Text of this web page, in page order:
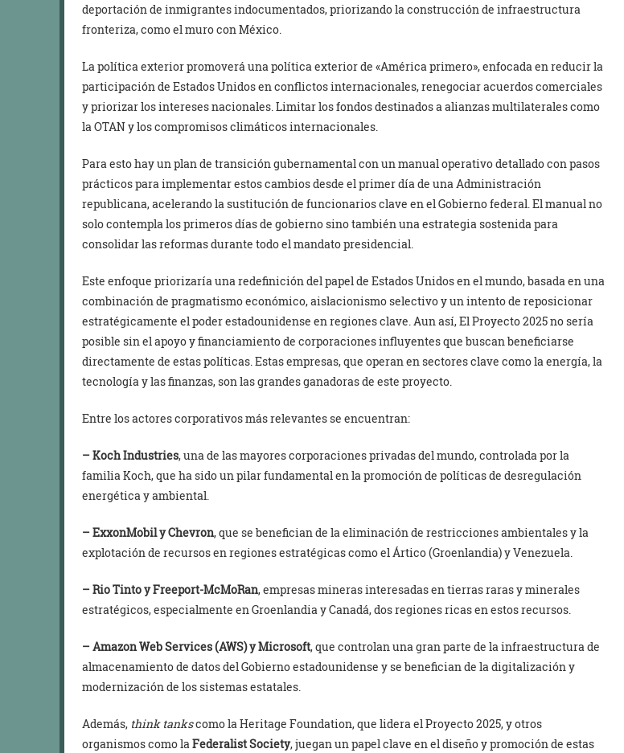
deportación de inmigrantes indocumentados, priorizando la construcción de infraestructura
fronteriza, como el muro con México.
La política exterior promoverá una política exterior de «América primero», enfocada en reducir la
participación de Estados Unidos en conflictos internacionales, renegociar acuerdos comerciales
y priorizar los intereses nacionales. Limitar los fondos destinados a alianzas multilaterales como
la OTAN y los compromisos climáticos internacionales.
Para esto hay un plan de transición gubernamental con un manual operativo detallado con pasos
prácticos para implementar estos cambios desde el primer día de una Administración
republicana, acelerando la sustitución de funcionarios clave en el Gobierno federal. El manual no
solo contempla los primeros días de gobierno sino también una estrategia sostenida para
consolidar las reformas durante todo el mandato presidencial.
Este enfoque priorizaría una redefinición del papel de Estados Unidos en el mundo, basada en una
combinación de pragmatismo económico, aislacionismo selectivo y un intento de reposicionar
estratégicamente el poder estadounidense en regiones clave. Aun así, El Proyecto 2025 no sería
posible sin el apoyo y financiamiento de corporaciones influyentes que buscan beneficiarse
directamente de estas políticas. Estas empresas, que operan en sectores clave como la energía, la
tecnología y las finanzas, son las grandes ganadoras de este proyecto.
Entre los actores corporativos más relevantes se encuentran:
– Koch Industries, una de las mayores corporaciones privadas del mundo, controlada por la
familia Koch, que ha sido un pilar fundamental en la promoción de políticas de desregulación
energética y ambiental.
– ExxonMobil y Chevron, que se benefician de la eliminación de restricciones ambientales y la
explotación de recursos en regiones estratégicas como el Ártico (Groenlandia) y Venezuela.
– Rio Tinto y Freeport-McMoRan, empresas mineras interesadas en tierras raras y minerales
estratégicos, especialmente en Groenlandia y Canadá, dos regiones ricas en estos recursos.
– Amazon Web Services (AWS) y Microsoft, que controlan una gran parte de la infraestructura de
almacenamiento de datos del Gobierno estadounidense y se benefician de la digitalización y
modernización de los sistemas estatales.
Además, think tankscomo la Heritage Foundation, que lidera el Proyecto 2025, y otros
organismos como laFederalist Society, juegan un papel clave en el diseño y promoción de estas